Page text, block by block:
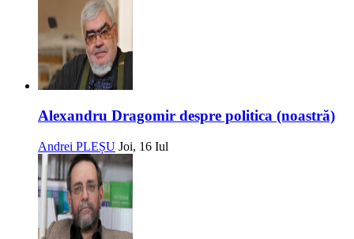
Alexandru Dragomir despre politica (noastră)
Andrei PLEȘU Joi, 16 Iul